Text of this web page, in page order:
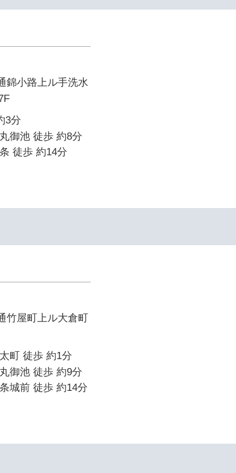
錦小路上ル手洗水
3分
御池 徒歩 約8分
徒歩 約14分
竹屋町上ル大倉町
町 徒歩 約1分
御池 徒歩 約9分
城前 徒歩 約14分